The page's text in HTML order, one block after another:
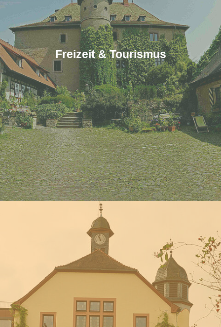
Freizeit & Tourismus